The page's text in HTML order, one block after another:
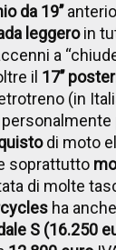
da 19’’
leggeroin
a
il 17’’
(in
di moto
soprattutto
di molte
ha anche
S (16.250